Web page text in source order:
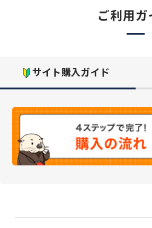
ご利用ガ
サイト購入ガイド